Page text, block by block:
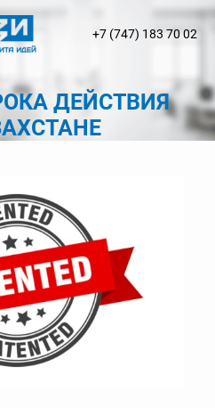
+7 (747) 183 70 02
ДЕЙСТВИЯ